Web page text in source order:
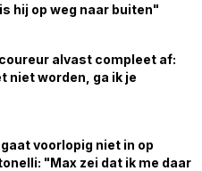
hij op weg naar buiten"
alvast compleet af:
niet worden, ga ik je
voorlopig niet in op
"Max zei dat ik me daar